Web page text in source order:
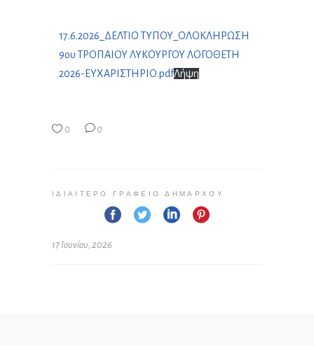
17.6.2026_ΔΕΛΤΙΟ ΤΥΠΟΥ_ΟΛΟΚΛΗΡΩΣΗ
9ου ΤΡΟΠΑΙΟΥ ΛΥΚΟΥΡΓΟΥ ΛΟΓΟΘΕΤΗ
2026-ΕΥΧΑΡΙΣΤΗΡΙΟ.pdfΛήψη
0 0
ΙΔΙΑΊΤΕΡΟ ΓΡΑΦΕΊΟ ΔΗΜΆΡΧΟΥ
17 Ιουνίου, 2026